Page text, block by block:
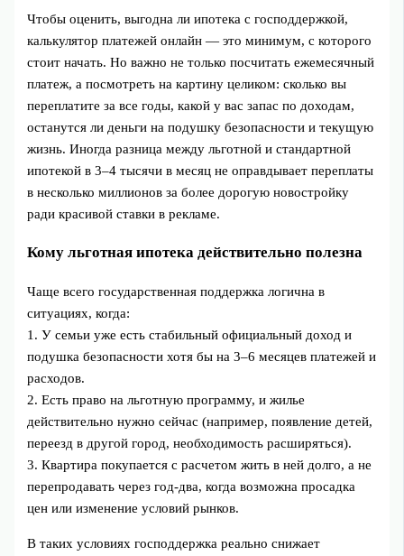
Чтобы оценить, выгодна ли ипотека с господдержкой,
калькулятор платежей онлайн — это минимум, с которого
стоит начать. Но важно не только посчитать ежемесячный
платеж, а посмотреть на картину целиком: сколько вы
переплатите за все годы, какой у вас запас по доходам,
останутся ли деньги на подушку безопасности и текущую
жизнь. Иногда разница между льготной и стандартной
ипотекой в 3–4 тысячи в месяц не оправдывает переплаты
в несколько миллионов за более дорогую новостройку
ради красивой ставки в рекламе.
Кому льготная ипотека действительно полезна
Чаще всего государственная поддержка логична в
ситуациях, когда:
1. У семьи уже есть стабильный официальный доход и
подушка безопасности хотя бы на 3–6 месяцев платежей и
расходов.
2. Есть право на льготную программу, и жилье
действительно нужно сейчас (например, появление детей,
переезд в другой город, необходимость расширяться).
3. Квартира покупается с расчетом жить в ней долго, а не
перепродавать через год-два, когда возможна просадка
цен или изменение условий рынков.
В таких условиях господдержка реально снижает